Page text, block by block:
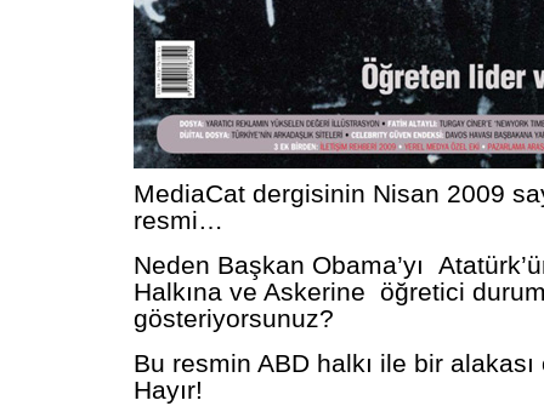
MediaCat dergisinin Nisan 2009
resmi…
Neden Başkan Obama’yı
Halkına ve Askerine öğretici
gösteriyorsunuz?
Bu resmin ABD halkı ile bir
Hayır!